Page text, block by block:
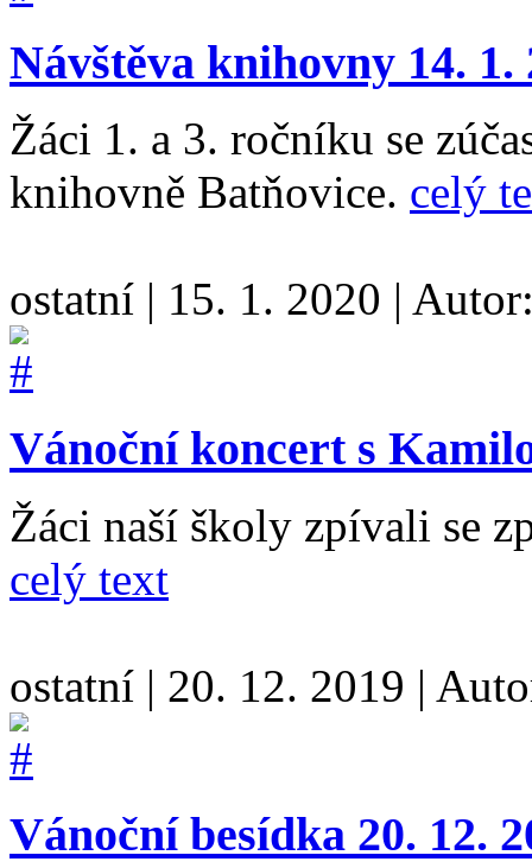
Návštěva knihovny 14. 1.
Žáci 1. a 3. ročníku se
knihovně Batňovice. celý
ostatní | 15. 1. 2020 |
Vánoční koncert s
Žáci naší školy zpívali se
celý text
ostatní | 20. 12. 2019 |
Vánoční besídka 20. 12.